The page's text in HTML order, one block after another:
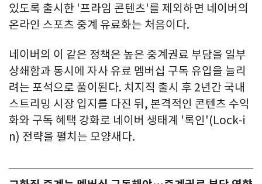
있도록 출시한 '프라임 콘텐츠'를 제외하면 네이버의
온라인 스포츠 중계 유료화는 처음이다.
네이버의 이 같은 정책은 높은 중계권료 부담을 일부
상쇄함과 동시에 자사 유료 멤버십 구독 유입을 늘리
려는 포석으로 풀이된다. 치지직 출시 후 2년간 국내
스트리밍 시장 입지를 다진 뒤, 본격적인 콘텐츠 수익
화와 구독 혜택 강화로 네이버 생태계 '록인'(Lock-i
n) 전략을 펼치는 모양새다.